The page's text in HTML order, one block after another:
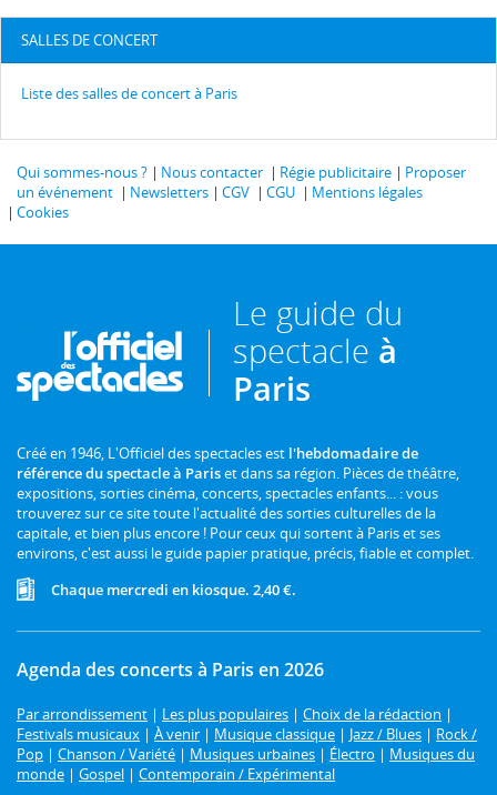
SALLES DE CONCERT
Liste des salles de concert à Paris
Qui sommes-nous ? Nous contacter Régie publicitaire
Proposer
un événement
Newsletters CGV CGU
Mentions légales
Cookies
Le guide du
spectacle à
Paris
Créé en 1946, L'Officiel des spectacles est l'hebdomadaire de
référence du spectacle à Pariset dans sa région. Pièces de théâtre,
expositions, sorties cinéma, concerts, spectacles enfants... : vous
trouverez sur ce site toute l'actualité des sorties culturelles de la
capitale, et bien plus encore ! Pour ceux qui sortent à Paris et ses
environs, c'est aussi le guide papier pratique, précis, fiable et complet.
Chaque mercredi en kiosque. 2,40 €.
Agenda des concerts à Paris en 2026
Par arrondissement | Les plus populaires | Choix de la rédaction |
Festivals musicaux | À venir | Musique classique | Jazz / Blues | Rock /
Pop | Chanson / Variété | Musiques urbaines | Électro | Musiques du
monde | Gospel | Contemporain / Expérimental